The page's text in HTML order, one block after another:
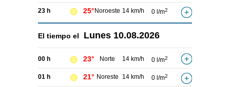
23 h 25° Noroeste 14 km/h 0 l/m2
El tiempo el Lunes 10.08.2026
00 h 23° Norte 14 km/h 0 l/m2
01 h 21° Noreste 14 km/h 0 l/m2